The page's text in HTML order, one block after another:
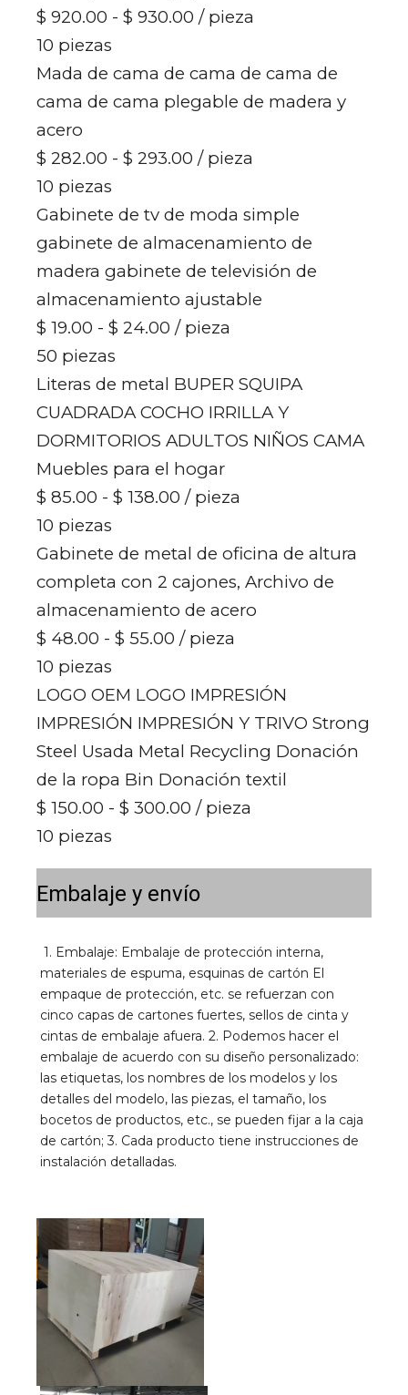
$ 920.00 - $ 930.00 / pieza
10 piezas
Mada de cama de cama de cama de
cama de cama plegable de madera y
acero
$ 282.00 - $ 293.00 / pieza
10 piezas
Gabinete de tv de moda simple
gabinete de almacenamiento de
madera gabinete de televisión de
almacenamiento ajustable
$ 19.00 - $ 24.00 / pieza
50 piezas
Literas de metal BUPER SQUIPA
CUADRADA COCHO IRRILLA Y
DORMITORIOS ADULTOS NIÑOS CAMA
Muebles para el hogar
$ 85.00 - $ 138.00 / pieza
10 piezas
Gabinete de metal de oficina de altura
completa con 2 cajones, Archivo de
almacenamiento de acero
$ 48.00 - $ 55.00 / pieza
10 piezas
LOGO OEM LOGO IMPRESIÓN
IMPRESIÓN IMPRESIÓN Y TRIVO Strong
Steel Usada Metal Recycling Donación
de la ropa Bin Donación textil
$ 150.00 - $ 300.00 / pieza
10 piezas
Embalaje y envío
1. Embalaje: Embalaje de protección interna,
materiales de espuma, esquinas de cartón El
empaque de protección, etc. se refuerzan con
cinco capas de cartones fuertes, sellos de cinta y
cintas de embalaje afuera. 2. Podemos hacer el
embalaje de acuerdo con su diseño personalizado:
las etiquetas, los nombres de los modelos y los
detalles del modelo, las piezas, el tamaño, los
bocetos de productos, etc., se pueden fijar a la caja
de cartón; 3. Cada producto tiene instrucciones de
instalación detalladas.